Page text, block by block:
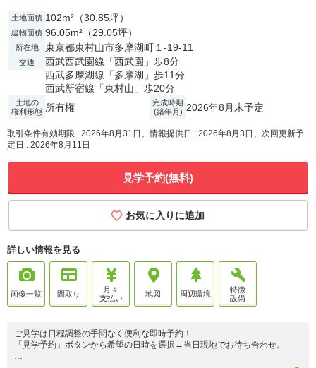
土地面積 102m²（30.85坪）
建物面積 96.05m²（29.05坪）
所在地 東京都東村山市多摩湖町１-19-11
交通
西武西武園線「西武園」歩8分
西武多摩湖線「多摩湖」歩11分
西武新宿線「東村山」歩20分
土地の
権利形態 所有権
完成時期
(築年月) 2026年8月末予定
取引条件有効期限 : 2026年8月31日、情報提供日 : 2026年8月3日、次回更新予
定日 : 2026年8月11日
見学予約(無料)
お気に入りに追加
詳しい情報を見る
画像一覧 間取り
月々
支払い
地図 周辺環境
特徴
設備
ご見学は日程調整の手間なく便利な即時予約！
「見学予約」ボタンから希望の日時を選択→当日現地でお待ち合わせ。